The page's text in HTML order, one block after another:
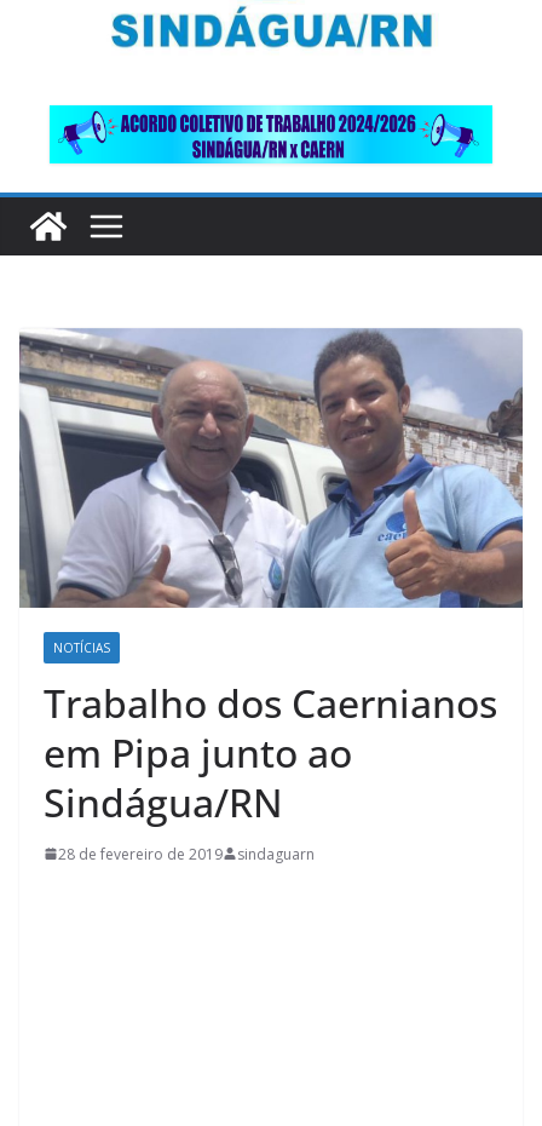
NOTÍCIAS
Trabalho dos Caernianos
em Pipa junto ao
Sindágua/RN
28 de fevereiro de 2019 sindaguarn